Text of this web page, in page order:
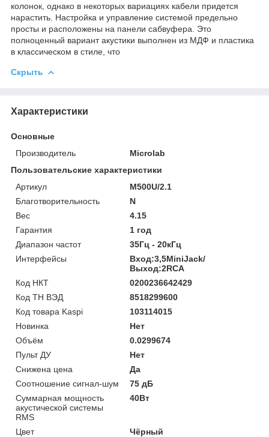
колонок, однако в некоторых вариациях кабели придется
нарастить. Настройка и управление системой предельно
просты и расположены на панели сабвуфера. Это
полноценный вариант акустики выполнен из МДФ и пластика
в классическом в стиле, что
Скрыть
Характеристики
Основные
Производитель
Microlab
Пользовательские характеристики
Артикул
M500U/2.1
Благотворительность
N
Вес
4.15
Гарантия
1 год
Диапазон частот
35Гц - 20кГц
Интерфейсы
Вход:3,5MiniJack/
Выход:2RCA
Код НКТ
0200236642429
Код ТН ВЭД
8518299600
Код товара Kaspi
103114015
Новинка
Нет
Объём
0.0299674
Пульт ДУ
Нет
Снижена цена
Да
Соотношение сигнал-шум
75 дБ
Суммарная мощность
акустической системы
RMS
40Вт
Цвет
Чёрный